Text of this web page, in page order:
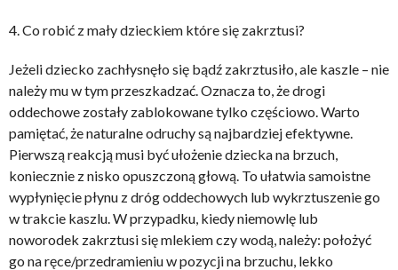
4. Co robić z mały dzieckiem które się zakrztusi?
Jeżeli dziecko zachłysnęło się bądź zakrztusiło, ale kaszle – nie
należy mu w tym przeszkadzać. Oznacza to, że drogi
oddechowe zostały zablokowane tylko częściowo. Warto
pamiętać, że naturalne odruchy są najbardziej efektywne.
Pierwszą reakcją musi być ułożenie dziecka na brzuch,
koniecznie z nisko opuszczoną głową. To ułatwia samoistne
wypłynięcie płynu z dróg oddechowych lub wykrztuszenie go
w trakcie kaszlu. W przypadku, kiedy niemowlę lub
noworodek zakrztusi się mlekiem czy wodą, należy: położyć
go na ręce/przedramieniu w pozycji na brzuchu, lekko